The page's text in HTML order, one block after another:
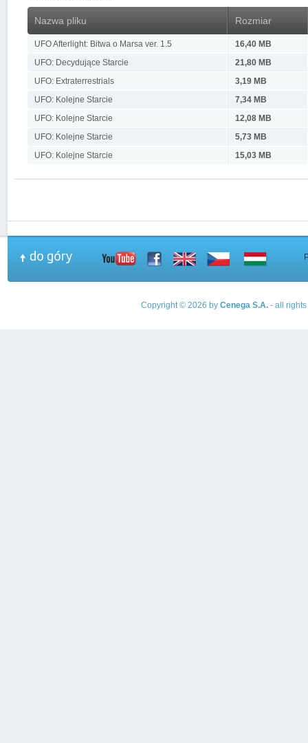
Nazwa pliku Rozmiar
UFO Afterlight: Bitwa o Marsa ver. 1.5
16,40 MB
UFO: Decydujące Starcie
21,80 MB
UFO: Extraterrestrials
3,19 MB
UFO: Kolejne Starcie
7,34 MB
UFO: Kolejne Starcie
12,08 MB
UFO: Kolejne Starcie
5,73 MB
UFO: Kolejne Starcie
15,03 MB
Copyright © 2026 by Cenega S.A.- all rights